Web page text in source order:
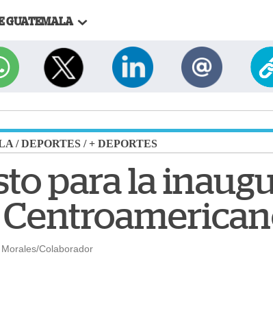
GUATEMALA
/DEPORTES /+ DEPORTES
para la
Colaborador